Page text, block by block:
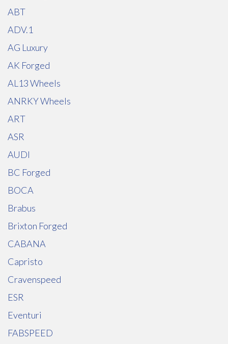
ABT
ADV.1
AG Luxury
AK Forged
AL13 Wheels
ANRKY Wheels
ART
ASR
AUDI
BC Forged
BOCA
Brabus
Brixton Forged
CABANA
Capristo
Cravenspeed
ESR
Eventuri
FABSPEED